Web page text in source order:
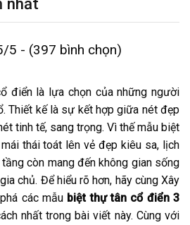
5 - (397 bình chọn)
điển là lựa chọn của những người
Thiết kế là sự kết hợp giữa nét đẹp
tinh tế, sang trọng. Vì thế mẫu biệt
thái toát lên vẻ đẹp kiêu sa, lịch
còn mang đến không gian sống
chủ. Để hiểu rõ hơn, hãy cùng Xây
các mẫu biệt thự tân cổ điển 3
nhất trong bài viết này. Cùng với